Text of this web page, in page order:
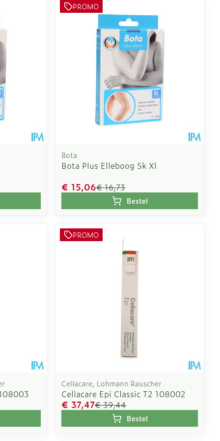
Toon meer
Parfums en
geurproducten
CBD
geneesmiddelen
PROMO
Bota
Bota Plus Elleboog Sk Xl
€ 16,73
€ 15,06
Bestel
PROMO
Cellacare, Lohmann Rauscher
Cellacare Epi Classic T2 108002
€ 39,44
€ 37,47
Bestel